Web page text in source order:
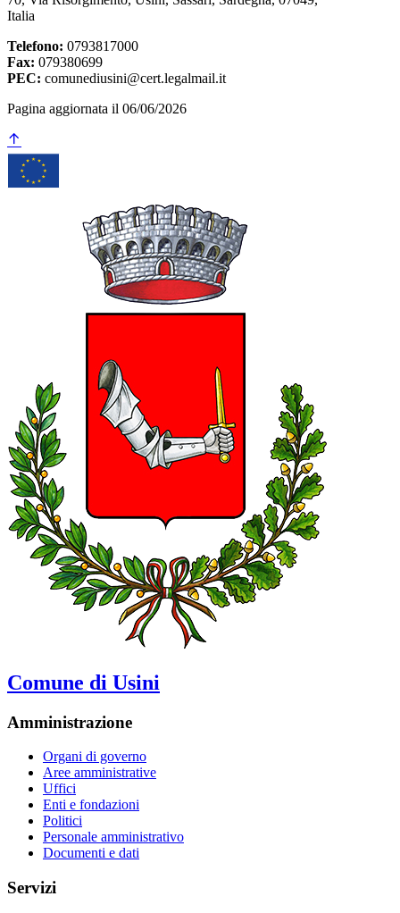
Italia
Telefono: 0793817000
Fax: 079380699
PEC: comunediusini@cert.legalmail.it
Pagina aggiornata il 06/06/2026
Comune di Usini
Amministrazione
Organi di governo
Aree amministrative
Uffici
Enti e fondazioni
Politici
Personale amministrativo
Documenti e dati
Servizi